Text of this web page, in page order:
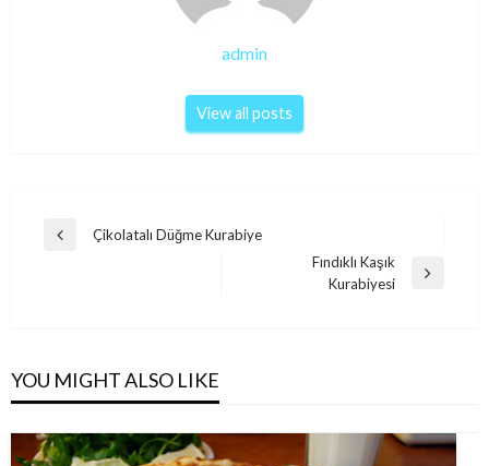
admin
View all posts
Post
Previous
Çikolatalı Düğme Kurabiye
Fındıklı Kaşık
Kurabiyesi
YOU MIGHT ALSO LIKE